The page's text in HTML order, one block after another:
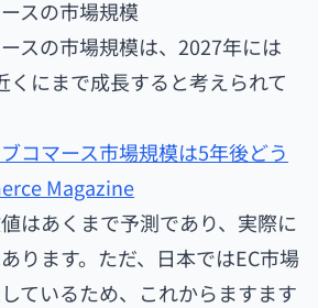
スの市場規模
スの市場規模は、2027年には
くにまで成長すると考えられて
コマース市場規模は5年後どう
Magazine
はあくまで予測であり、実際に
ります。ただ、日本ではEC市場
ているため、これからますます